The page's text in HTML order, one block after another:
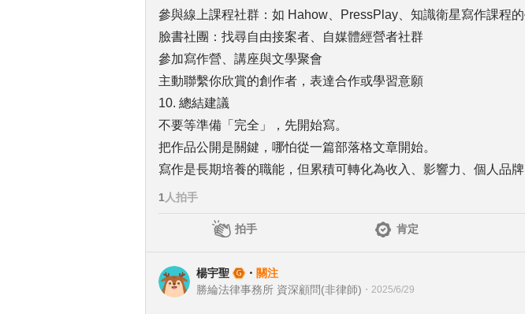
參與線上課程社群：如 Hahow、PressPlay、知識衛星寫作課程
臉書社團：找尋自由接案者、自媒體經營者社群
參加寫作營、講座與文學聚會
主動聯繫你欣賞的創作者，表達合作或學習意願
10. 總結建議
不要等準備「完全」，先開始寫。
把作品公開是關鍵，哪怕從一篇部落格文章開始。
寫作是長期培養的職能，但累積可轉化為收入、影響力、個人品牌
1 人拍手
拍手 肯定
楊宇聖 ・ 關注
勝綸法律事務所 資深顧問(非律師) ・ 2025/6/29